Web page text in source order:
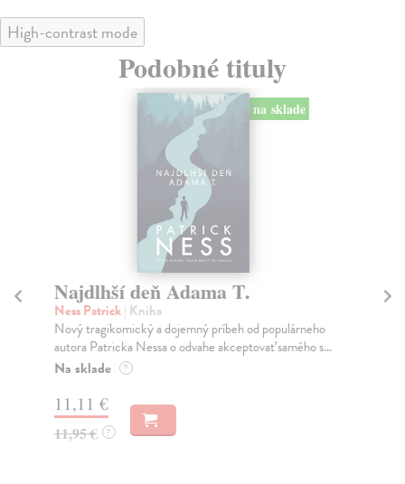
High-contrast mode
Podobné tituly
na sklade
Najdlhší deň Adama T.
Ness Patrick| Kniha
Nový tragikomický a dojemný príbeh od populárneho
autora Patricka Nessa o odvahe akceptovať samého s...
Na sklade ?
11,11 €
11,95 € ?